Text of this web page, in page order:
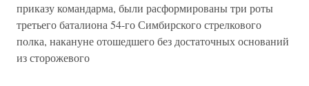
приказу командарма, были расформированы три роты
третьего баталиона 54-го Симбирского стрелкового
полка, накануне отошедшего без достаточных оснований
из сторожевого